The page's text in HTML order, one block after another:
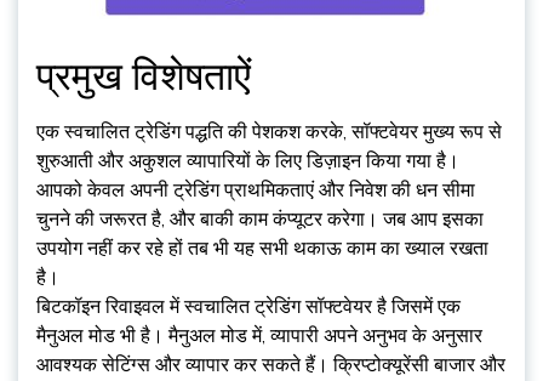
प्रमुख विशेषताऐं
एक स्वचालित ट्रेडिंग पद्धति की पेशकश करके, सॉफ्टवेयर मुख्य रूप से
शुरुआती और अकुशल व्यापारियों के लिए डिज़ाइन किया गया है।
आपको केवल अपनी ट्रेडिंग प्राथमिकताएं और निवेश की धन सीमा
चुनने की जरूरत है, और बाकी काम कंप्यूटर करेगा। जब आप इसका
उपयोग नहीं कर रहे हों तब भी यह सभी थकाऊ काम का ख्याल रखता
है।
बिटकॉइन रिवाइवल में स्वचालित ट्रेडिंग सॉफ्टवेयर है जिसमें एक
मैनुअल मोड भी है। मैनुअल मोड में, व्यापारी अपने अनुभव के अनुसार
आवश्यक सेटिंग्स और व्यापार कर सकते हैं। क्रिप्टोक्यूरेंसी बाजार और